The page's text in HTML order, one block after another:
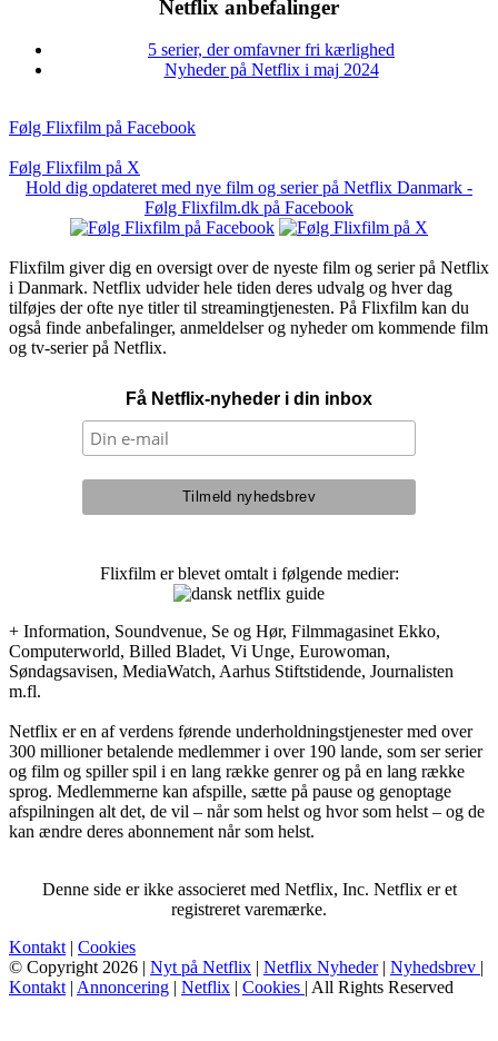
Netflix anbefalinger
5 serier, der omfavner fri kærlighed
Nyheder på Netflix i maj 2024
Følg Flixfilm på Facebook
Følg Flixfilm på X
Hold dig opdateret med nye film og serier på Netflix Danmark -
Følg Flixfilm.dk på Facebook
Flixfilm giver dig en oversigt over de nyeste film og serier på Netflix
i Danmark. Netflix udvider hele tiden deres udvalg og hver dag
tilføjes der ofte nye titler til streamingtjenesten. På Flixfilm kan du
også finde anbefalinger, anmeldelser og nyheder om kommende film
og tv-serier på Netflix.
Få Netflix-nyheder i din inbox
Flixfilm er blevet omtalt i følgende medier:
+ Information, Soundvenue, Se og Hør, Filmmagasinet Ekko,
Computerworld, Billed Bladet, Vi Unge, Eurowoman,
Søndagsavisen, MediaWatch, Aarhus Stiftstidende, Journalisten
m.fl.
Netflix er en af verdens førende underholdningstjenester med over
300 millioner betalende medlemmer i over 190 lande, som ser serier
og film og spiller spil i en lang række genrer og på en lang række
sprog. Medlemmerne kan afspille, sætte på pause og genoptage
afspilningen alt det, de vil – når som helst og hvor som helst – og de
kan ændre deres abonnement når som helst.
Denne side er ikke associeret med Netflix, Inc. Netflix er et
registreret varemærke.
Kontakt | Cookies
© Copyright 2026 | Nyt på Netflix | Netflix Nyheder| Nyhedsbrev |
Kontakt | Annoncering | Netflix | Cookies | All Rights Reserved